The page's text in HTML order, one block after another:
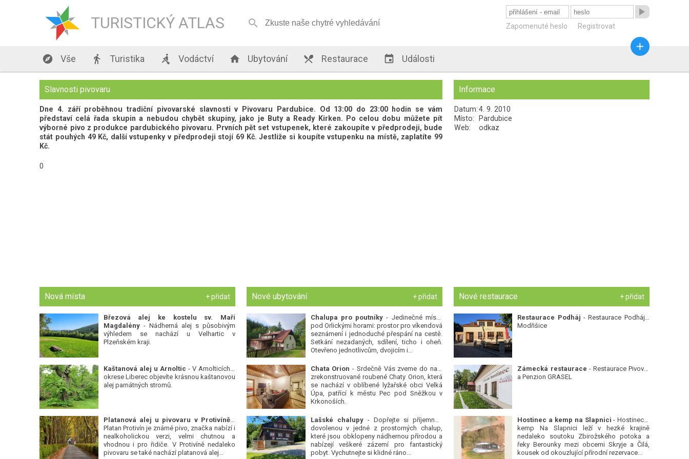
TURISTICKÝ ATLAS 

Zapomenuté heslo Registrovat
 Vše  Turistika  Vodáctví  Ubytování  Restaurace  Události

Slavnosti pivovaru
Dne 4. září proběhnou tradiční pivovarské slavnosti v Pivovaru Pardubice. Od 13:00 do 23:00 hodin se vám
představí celá řada skupin a nebudou chybět skupiny, jako je Buty a Ready Kirken. Po celou dobu můžete pít
výborné pivo z produkce pardubického pivovaru. Prvních pět set vstupenek, které zakoupíte v předprodeji, bude
stát pouhých 49 Kč, další vstupenky v předprodeji stojí 69 Kč. Jestliže si koupíte vstupenku na místě, zaplatíte 99
Kč.
0
Informace
Datum:4. 9. 2010
Místo:
Pardubice
Web:
odkaz
Nová místa + přidat
Březová alej ke kostelu sv. Maří
Magdalény- Nádherná alej s působivým
výhledem se nachází u Velhartic v
Plzeňském kraji.
Kaštanová alej u Arnoltic - V Arnolticích v
okrese Liberec objevíte krásnou kaštanovou
alej památných stromů.
Platanová alej u pivovaru v Protivíně-
Platan Protivín je známé pivo, značka nabízí i
nealkoholickou verzi, velmi chutnou a
vhodnou i pro řidiče. V Protivíně nedaleko
pivovaru se také nachází platanová alej...
Nové ubytování + přidat
Chalupa pro poutníky - Jedinečné místo
pod Orlickými horami: prostor pro víkendová
seznámení i jednoduché přespání na cestě.
Setkání nezadaných, sdílení, ticho i oheň.
Otevřeno jednotlivcům, dvojicím i...
Chata Orion - Srdečně Vás zveme do naší
zrekonstruované roubené Chaty Orion, která
se nachází v oblíbené lyžařské obci Velká
Úpa, patřící k městu Pec pod Sněžkou v
Krkonoších.
Lašské chalupy- Dopřejte si příjemnou
dovolenou v jedné z prostorných chalup,
které jsou obklopeny nádhernou přírodou a
nabízejí veškeré zázemí pro fantastický
pobyt. Vychutnejte si klidné ráno...
Nové restaurace + přidat
Restaurace Podháj - Restaurace Podháj -
Modřišice
Zámecká restaurace - Restaurace Pivovar
a Penzion GRASEL
Hostinec a kemp na Slapnici - Hostinec a
kemp Na Slapnici leží v hezké krajině
nedaleko soutoku Zbirožského potoka a
řeky Berounky mezi obcemi Skryje a Čilá,
kousek od okouzlující přírodní rezervace...